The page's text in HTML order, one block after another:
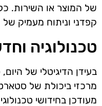
של המוצר או השירות.
קפדני וניתוח מעמיק
טכנולוגיה
בעידן הדיגיטלי של
מרכזי ביכולת של
מעודכן בחידושי